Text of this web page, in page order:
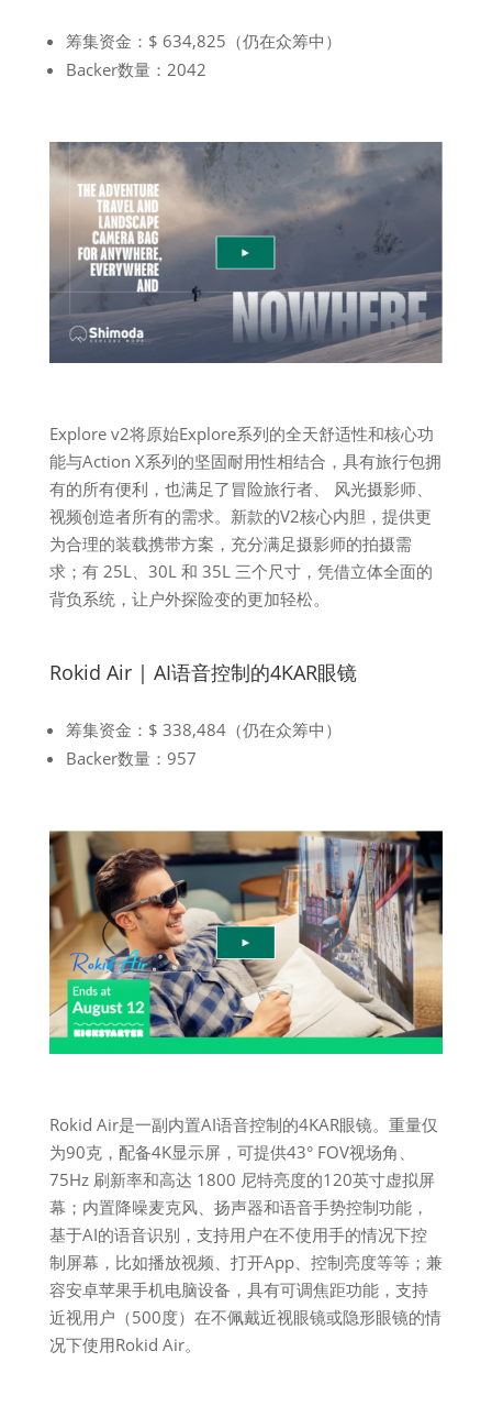
筹集资金：$ 634,825（仍在众筹中）
Backer数量：2042
Explore v2将原始Explore系列的全天舒适性和核心功
能与Action X系列的坚固耐用性相结合，具有旅行包拥
有的所有便利，也满足了冒险旅行者、 风光摄影师、
视频创造者所有的需求。新款的V2核心内胆，提供更
为合理的装载携带方案，充分满足摄影师的拍摄需
求；有 25L、30L 和 35L 三个尺寸，凭借立体全面的
背负系统，让户外探险变的更加轻松。
Rokid Air | AI语音控制的4KAR眼镜
筹集资金：$ 338,484（仍在众筹中）
Backer数量：957
Rokid Air是一副内置AI语音控制的4KAR眼镜。重量仅
为90克，配备4K显示屏，可提供43° FOV视场角、
75Hz 刷新率和高达 1800 尼特亮度的120英寸虚拟屏
幕；内置降噪麦克风、扬声器和语音手势控制功能，
基于AI的语音识别，支持用户在不使用手的情况下控
制屏幕，比如播放视频、打开App、控制亮度等等；兼
容安卓苹果手机电脑设备，具有可调焦距功能，支持
近视用户（500度）在不佩戴近视眼镜或隐形眼镜的情
况下使用Rokid Air。